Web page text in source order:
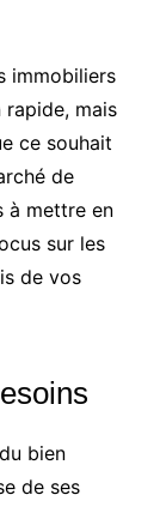
immobiliers
mais
ce souhait
de
à mettre en
sur les
de vos
bien
de ses